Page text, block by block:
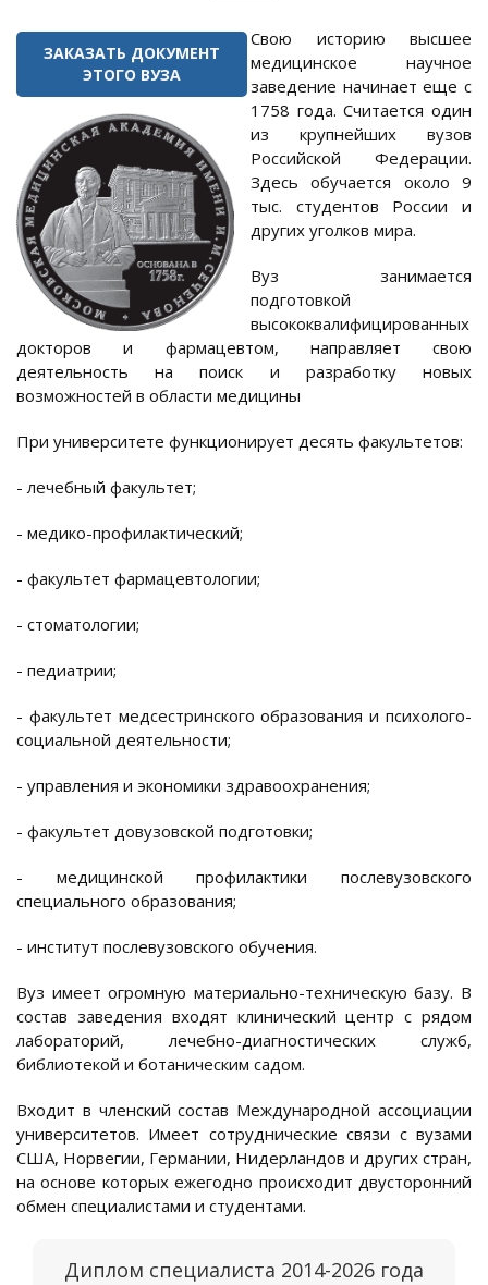
ЗАКАЗАТЬ ДОКУМЕНТ
ЭТОГО ВУЗА
Свою историю высшее
медицинское научное
заведение начинает еще с
1758 года. Считается один
из крупнейших вузов
Российской Федерации.
Здесь обучается около 9
тыс. студентов России и
других уголков мира.
Вуз занимается
подготовкой
высококвалифицированных
докторов и фармацевтом, направляет свою
деятельность на поиск и разработку новых
возможностей в области медицины
При университете функционирует десять факультетов:
- лечебный факультет;
- медико-профилактический;
- факультет фармацевтологии;
- стоматологии;
- педиатрии;
- факультет медсестринского образования и психолого-
социальной деятельности;
- управления и экономики здравоохранения;
- факультет довузовской подготовки;
- медицинской профилактики послевузовского
специального образования;
- институт послевузовского обучения.
Вуз имеет огромную материально-техническую базу. В
состав заведения входят клинический центр с рядом
лабораторий, лечебно-диагностических служб,
библиотекой и ботаническим садом.
Входит в членский состав Международной ассоциации
университетов. Имеет сотруднические связи с вузами
США, Норвегии, Германии, Нидерландов и других стран,
на основе которых ежегодно происходит двусторонний
обмен специалистами и студентами.
Диплом специалиста 2014-2026 года